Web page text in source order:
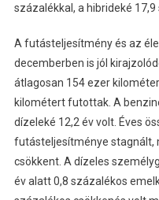
százalékkal, a hibrideké
A futásteljesítmény és az
decemberben is jól
átlagosan 154 ezer
kilométert futottak. A
dízeleké 12,2 év volt. Éves
futásteljesítménye stagnált,
csökkent. A dízeles
év alatt 0,8 százalékos